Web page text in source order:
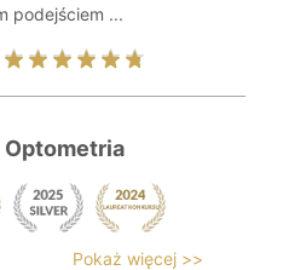
podejściem ...
Optometria
Pokaż więcej >>